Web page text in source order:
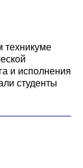
техникуме
и исполнения
студенты